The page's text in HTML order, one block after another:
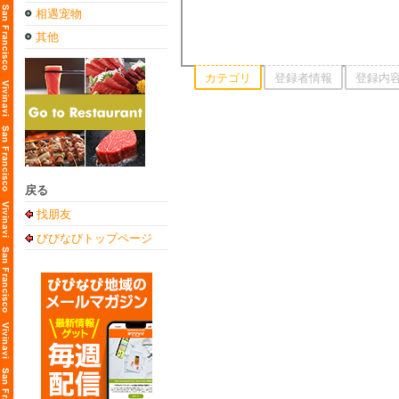
相遇宠物
其他
戻る
找朋友
びびなびトップページ
カテゴリ 登録者情報 登録内